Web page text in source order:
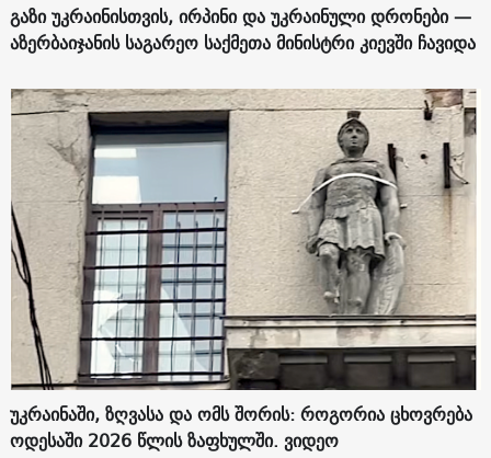
გაზი უკრაინისთვის, ირპინი და უკრაინული დრონები —
აზერბაიჯანის საგარეო საქმეთა მინისტრი კიევში ჩავიდა
უკრაინაში, ზღვასა და ომს შორის: როგორია ცხოვრება
ოდესაში 2026 წლის ზაფხულში. ვიდეო